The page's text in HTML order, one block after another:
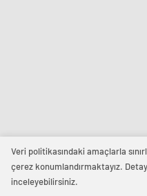
Veri politikasındaki amaçlarla
çerez konumlandırmaktayız.
inceleyebilirsiniz.